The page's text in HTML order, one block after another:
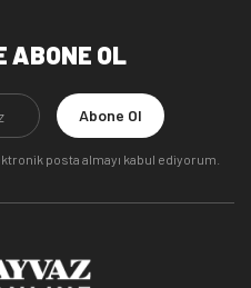
ABONE OL
Abone Ol
posta almayı kabul ediyorum.